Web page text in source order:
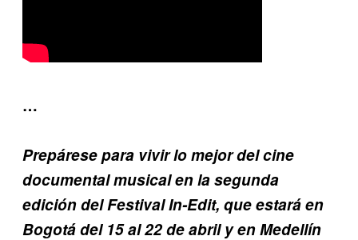
…
Prepárese para vivir lo mejor del cine
documental musical en la segunda
edición del Festival In-Edit, que estará en
Bogotá del 15 al 22 de abril y en Medellín